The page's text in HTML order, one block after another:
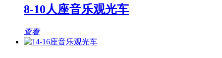
8-10人座音乐观光车
查看